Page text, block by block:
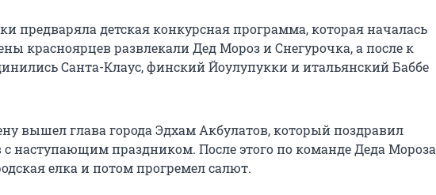
предваряла детская конкурсная программа, которая началась
красноярцев развлекали Дед Мороз и Снегурочка, а после к
Санта-Клаус, финский Йоулупукки и итальянский Баббе
вышел глава города Эдхам Акбулатов, который поздравил
с наступающим праздником. После этого по команде Деда Мороза
елка и потом прогремел салют.